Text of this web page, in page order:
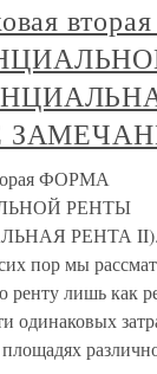
ФОРМА
РЕНТЫ
РЕНТА
пор мы
лишь как
одинаковых